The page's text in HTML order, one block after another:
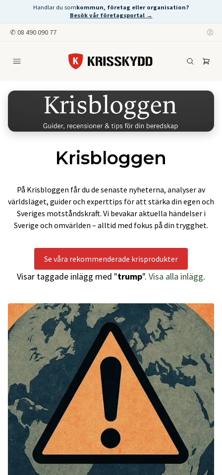
Handlar du somkommun, företag eller organisation?
Besök vår företagsportal →
✆ 08 490 090 77
Krisbloggen
På Krisbloggen får du de senaste nyheterna, analyser av
världsläget, guider och experttips för att stärka din egen och
Sveriges motståndskraft. Vi bevakar aktuella händelser i
Sverige och omvärlden – alltid med fokus på din trygghet.
Se våra rekommenderade krisprodukter
Visar taggade inlägg med "trump". Visa alla inlägg.